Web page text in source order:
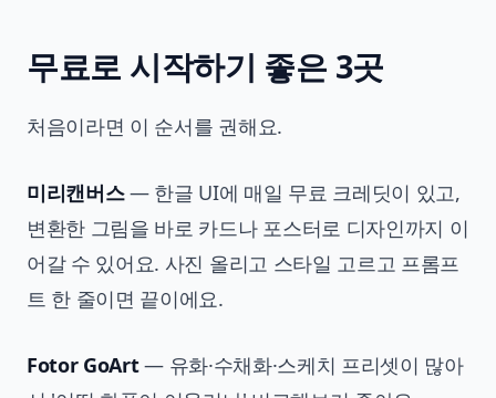
무료로 시작하기 좋은 3곳
처음이라면 이 순서를 권해요.
미리캔버스— 한글 UI에 매일 무료 크레딧이 있고,
변환한 그림을 바로 카드나 포스터로 디자인까지 이
어갈 수 있어요. 사진 올리고 스타일 고르고 프롬프
트 한 줄이면 끝이에요.
Fotor GoArt— 유화·수채화·스케치 프리셋이 많아